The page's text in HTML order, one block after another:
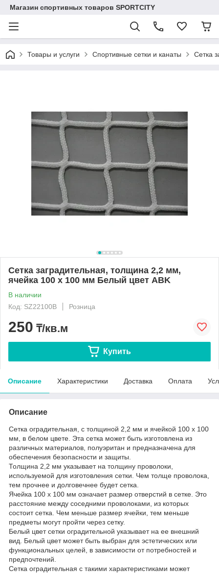
Магазин спортивных товаров SPORTCITY
Товары и услуги Спортивные сетки и канаты Сетка
Сетка заградительная, толщина 2,2 мм,
ячейка 100 х 100 мм Белый цвет ABK
В наличии
Код: SZ22100B
Розница
250 ₸/кв.м
Купить
Описание Характеристики Доставка Оплата
Описание
Сетка оградительная, с толщиной 2,2 мм и ячейкой 100 х 100
мм, в белом цвете. Эта сетка может быть изготовлена из
различных материалов, полуэритан и предназначена для
обеспечения безопасности и защиты.
Толщина 2,2 мм указывает на толщину проволоки,
используемой для изготовления сетки. Чем толще проволока,
тем прочнее и долговечнее будет сетка.
Ячейка 100 х 100 мм означает размер отверстий в сетке. Это
расстояние между соседними проволоками, из которых
состоит сетка. Чем меньше размер ячейки, тем меньше
предметы могут пройти через сетку.
Белый цвет сетки оградительной указывает на ее внешний
вид. Белый цвет может быть выбран для эстетических или
функциональных целей, в зависимости от потребностей и
предпочтений.
Сетка оградительная с такими характеристиками может